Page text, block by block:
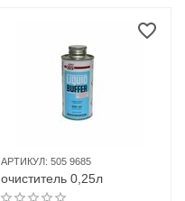
АРТИКУЛ: 505 9685
очиститель 0,25л